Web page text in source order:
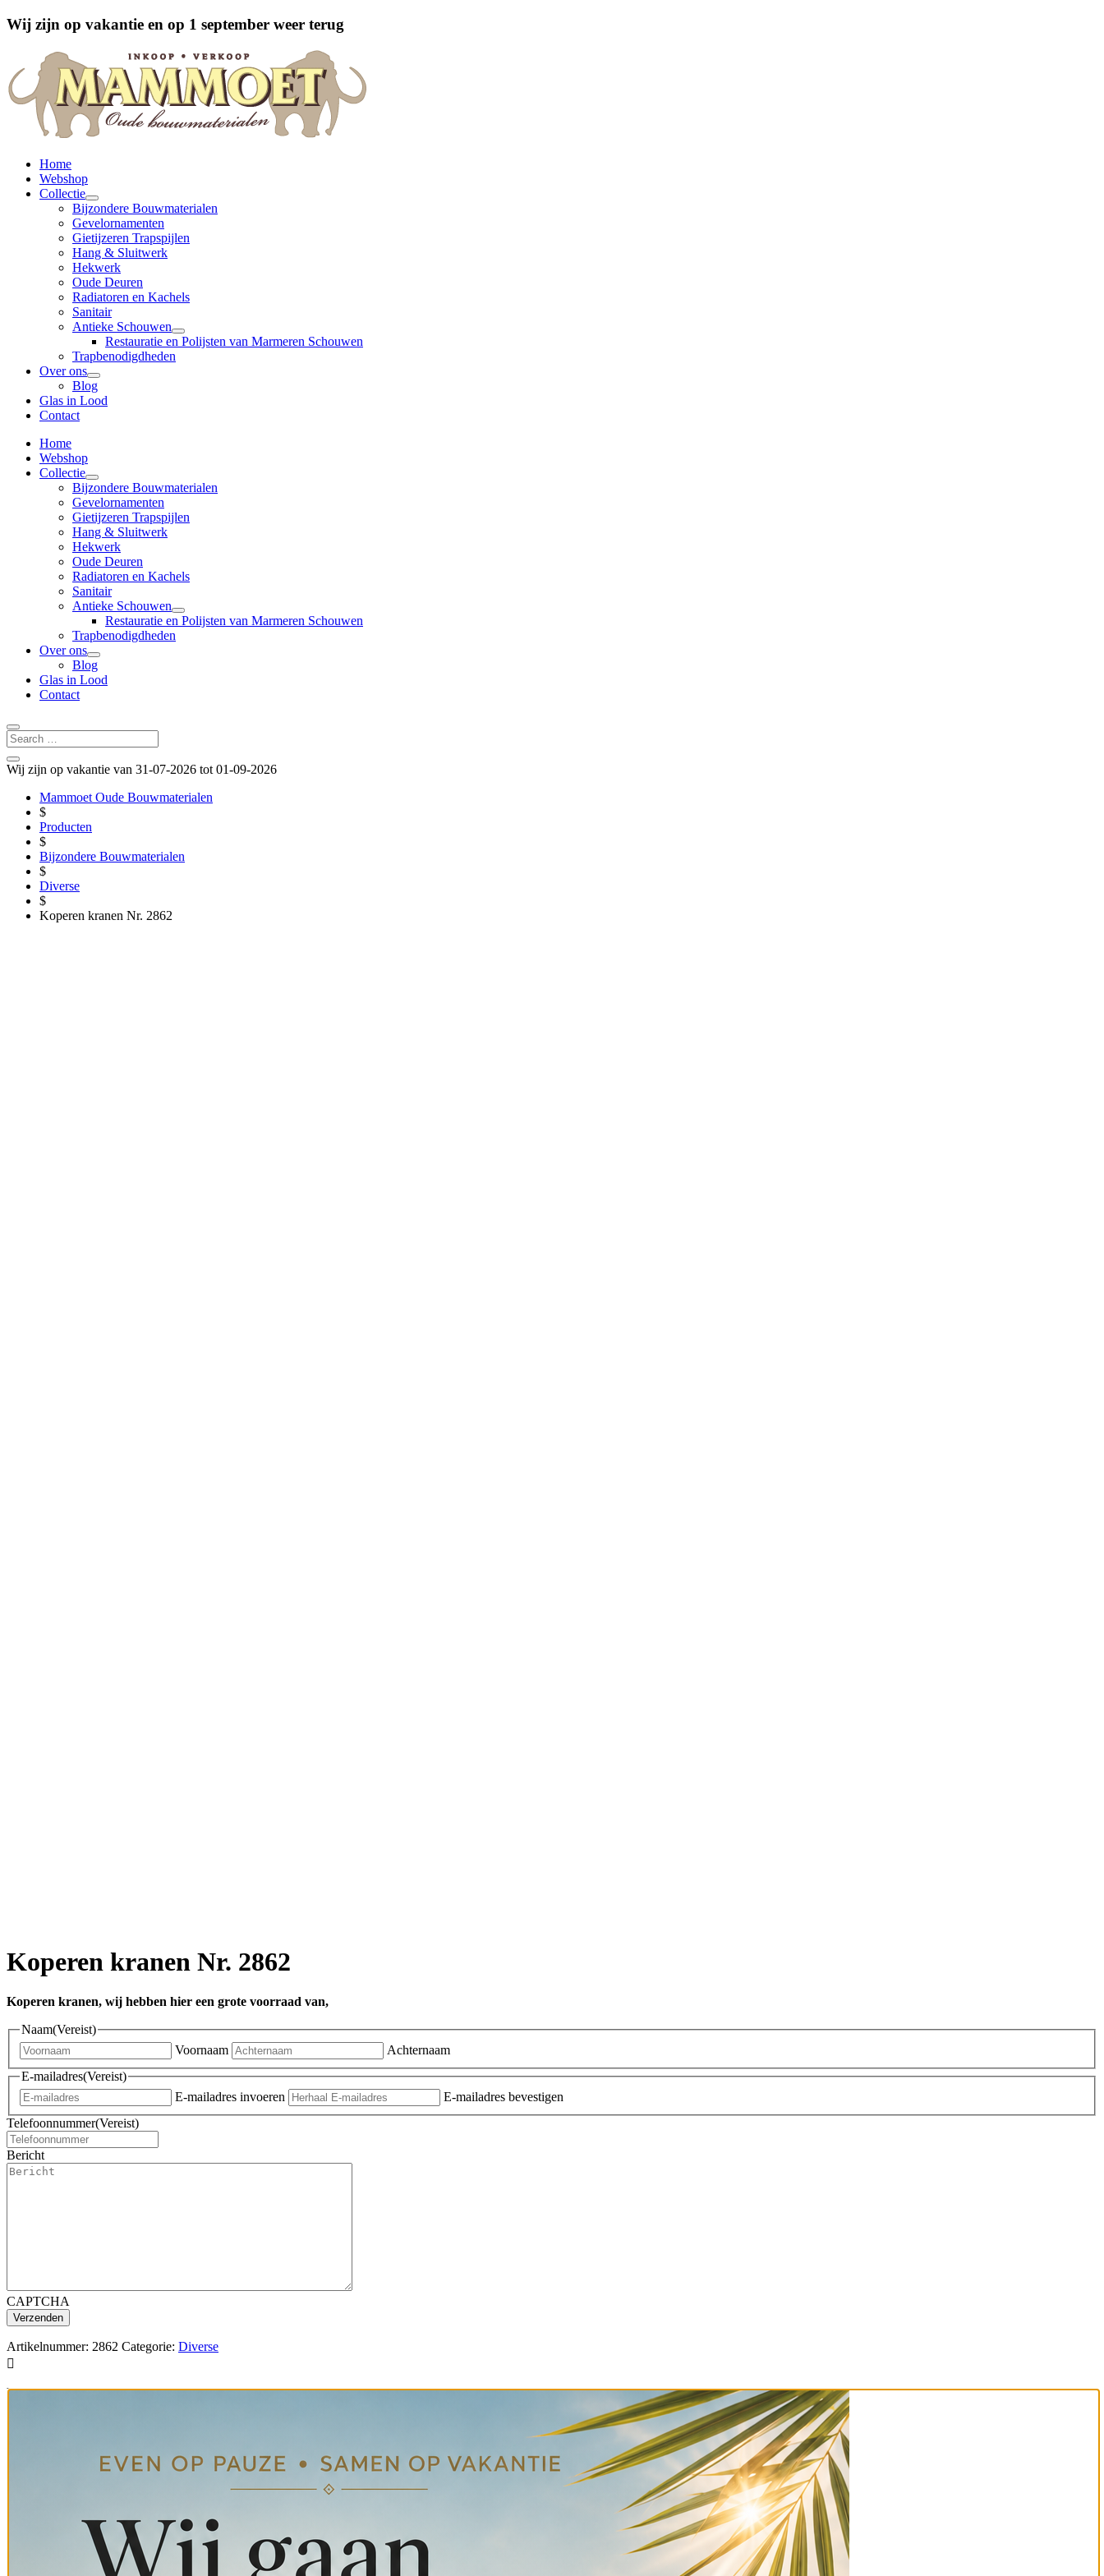
Wij zijn op vakantie en op 1 september weer terug
Home
Webshop
Collectie
Bijzondere Bouwmaterialen
Gevelornamenten
Gietijzeren Trapspijlen
Hang & Sluitwerk
Hekwerk
Oude Deuren
Radiatoren en Kachels
Sanitair
Antieke Schouwen
Restauratie en Polijsten van Marmeren Schouwen
Trapbenodigdheden
Over ons
Blog
Glas in Lood
Contact
Home
Webshop
Collectie
Bijzondere Bouwmaterialen
Gevelornamenten
Gietijzeren Trapspijlen
Hang & Sluitwerk
Hekwerk
Oude Deuren
Radiatoren en Kachels
Sanitair
Antieke Schouwen
Restauratie en Polijsten van Marmeren Schouwen
Trapbenodigdheden
Over ons
Blog
Glas in Lood
Contact
Wij zijn op vakantie van 31-07-2026 tot 01-09-2026
Mammoet Oude Bouwmaterialen
$
Producten
$
Bijzondere Bouwmaterialen
$
Diverse
$
Koperen kranen Nr. 2862
Koperen kranen Nr. 2862
Koperen kranen, wij hebben hier een grote voorraad van,
Naam(Vereist)
Voornaam
Achternaam
E-mailadres(Vereist)
E-mailadres invoeren
E-mailadres bevestigen
Telefoonnummer(Vereist)
Bericht
CAPTCHA
Artikelnummer: 2862 Categorie: Diverse

Veilig betalen met
Kapstokhaken Nr. 3157